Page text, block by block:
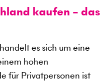
kaufen – das
es sich um eine
hohen
für Privatpersonen ist